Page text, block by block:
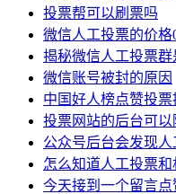
投票帮可以刷票吗
微信人工投票的价格
揭秘微信人工投票
微信账号被封的原因
中国好人榜点赞投票
投票网站的后台可
公众号后台会发现人
怎么知道人工投票
今天接到一个留言点